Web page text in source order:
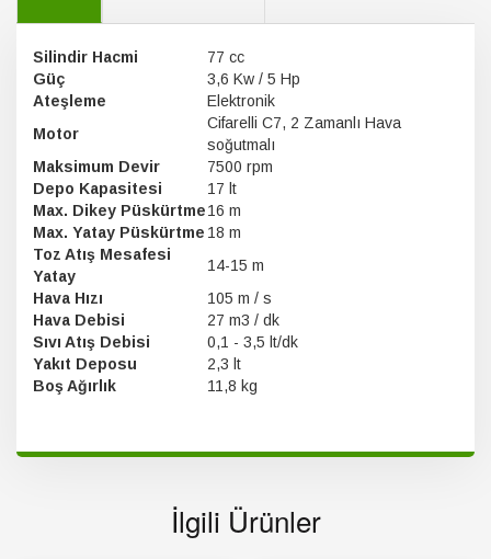
Silindir Hacmi
77 cc
Güç
3,6 Kw / 5 Hp
Ateşleme
Elektronik
Motor
Cifarelli C7, 2 Zamanlı Hava
soğutmalı
Maksimum Devir
7500 rpm
Depo Kapasitesi
17 lt
Max. Dikey Püskürtme16 m
Max. Yatay Püskürtme 18 m
Toz Atış Mesafesi
Yatay
14-15 m
Hava Hızı
105 m / s
Hava Debisi
27 m3 / dk
Sıvı Atış Debisi
0,1 - 3,5 lt/dk
Yakıt Deposu
2,3 lt
Boş Ağırlık
11,8 kg
İlgili Ürünler